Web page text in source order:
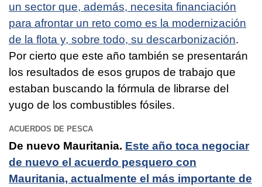
un sector que, además, necesita financiación
para afrontar un reto como es la modernización
de la flota y, sobre todo, su descarbonización.
Por cierto que este año también se presentarán
los resultados de esos grupos de trabajo que
estaban buscando la fórmula de librarse del
yugo de los combustibles fósiles.
ACUERDOS DE PESCA
De nuevo Mauritania. Este año toca negociar
de nuevo el acuerdo pesquero con
Mauritania, actualmente el más importante de